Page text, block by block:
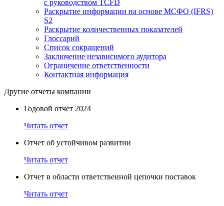
с руководством TCFD
Раскрытие информации на основе МСФО (IFRS)
S2
Раскрытие количественных показателей
Глоссарий
Список сокращений
Заключение независимого аудитора
Ограничение ответственности
Контактная информация
Другие отчеты компании
Годовой отчет 2024
Читать отчет
Отчет об устойчивом развитии
Читать отчет
Отчет в области ответственной цепочки поставок
Читать отчет